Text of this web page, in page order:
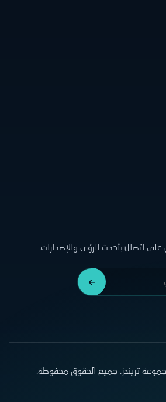
على اتصال بأحدث الرؤى والإصدارات.